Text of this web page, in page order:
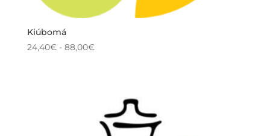
Kiúbomá
24,40€ - 88,00€Rango
24,40€
hasta
88,00€